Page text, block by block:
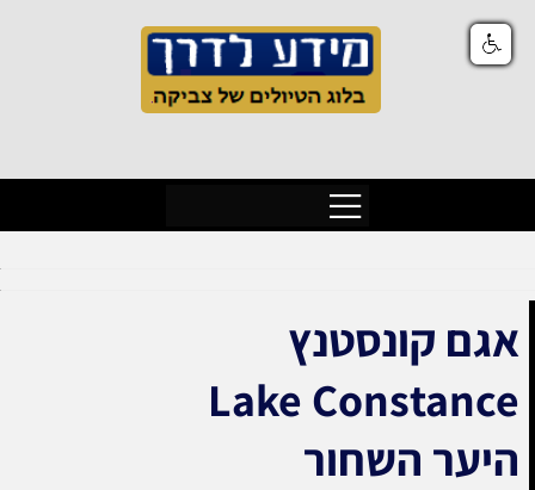
אגם קונסטנץ
Lake Constance
היער השחור